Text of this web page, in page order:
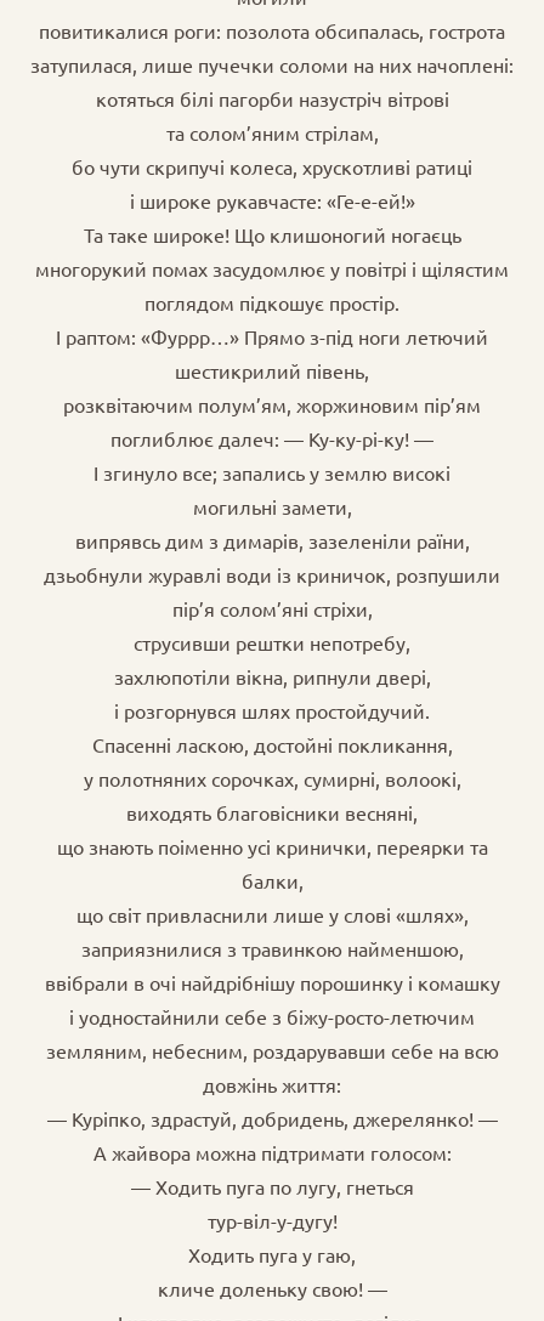
повитикалися роги: позолота обсипалась, гострота
затупилася, лише пучечки соломи на них начоплені:
котяться білі пагорби назустріч вітрові
та солом’яним стрілам,
бо чути скрипучі колеса, хрускотливі ратиці
і широке рукавчасте: «Ге-е-ей!»
Та таке широке! Що клишоногий ногаєць
многорукий помах засудомлює у повітрі і щілястим
поглядом підкошує простір.
І раптом: «Фуррр…» Прямо з-під ноги летючий
шестикрилий півень,
розквітаючим полум’ям, жоржиновим пір’ям
поглиблює далеч: — Ку-ку-рі-ку! —
І згинуло все; запались у землю високі
могильні замети,
випрявсь дим з димарів, зазеленіли раїни,
дзьобнули журавлі води із криничок, розпушили
пір’я солом’яні стріхи,
струсивши рештки непотребу,
захлюпотіли вікна, рипнули двері,
і розгорнувся шлях простойдучий.
Спасенні ласкою, достойні покликання,
у полотняних сорочках, сумирні, волоокі,
виходять благовісники весняні,
що знають поіменно усі кринички, переярки та
балки,
що світ привласнили лише у слові «шлях»,
заприязнилися з травинкою найменшою,
ввібрали в очі найдрібнішу порошинку і комашку
і уодностайнили себе з біжу-росто-летючим
земляним, небесним, роздарувавши себе на всю
довжінь життя:
— Куріпко, здрастуй, добридень, джерелянко! —
А жайвора можна підтримати голосом:
— Ходить пуга по лугу, гнеться
тур-віл-у-дугу!
Ходить пуга у гаю,
кличе доленьку свою! —